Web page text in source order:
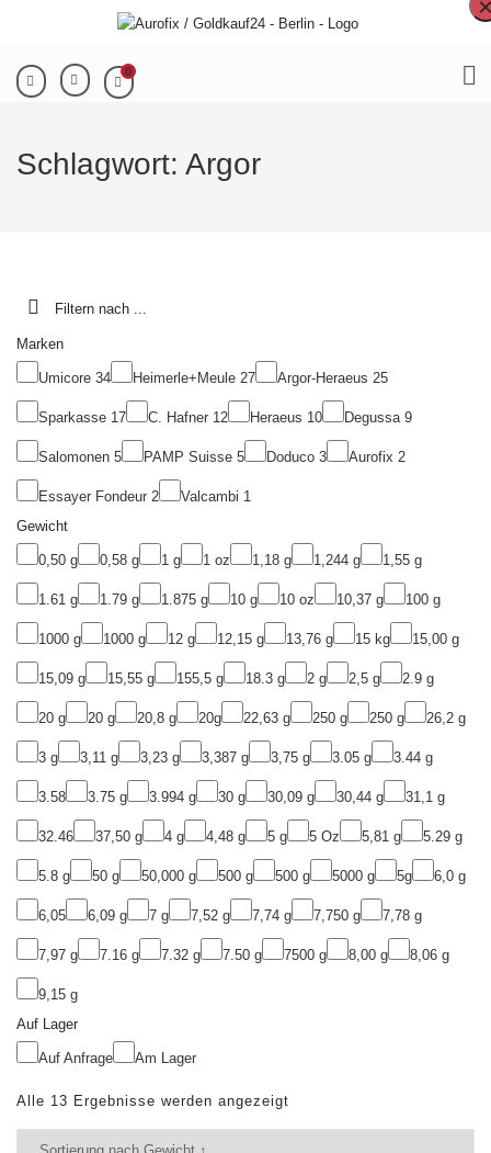
0
Schlagwort: Argor
Filtern nach ...
Marken
Umicore 34 Heimerle+Meule 27 Argor-Heraeus 25
Sparkasse 17 C. Hafner 12 Heraeus 10 Degussa 9
Salomonen 5 PAMP Suisse 5 Doduco 3 Aurofix 2
Essayer Fondeur 2 Valcambi 1
Gewicht
0,50 g 0,58 g 1 g 1 oz 1,18 g 1,244 g 1,55 g
1.61 g 1.79 g 1.875 g 10 g 10 oz 10,37 g 100 g
1000 g 1000 g 12 g 12,15 g 13,76 g 15 kg 15,00 g
15,09 g 15,55 g 155,5 g 18.3 g 2 g 2,5 g 2.9 g
20 g 20 g 20,8 g 20g 22,63 g 250 g 250 g 26,2 g
3 g 3,11 g 3,23 g 3,387 g 3,75 g 3.05 g 3.44 g
3.58 3.75 g 3.994 g 30 g 30,09 g 30,44 g 31,1 g
32.46 37,50 g 4 g 4,48 g 5 g 5 Oz 5,81 g 5.29 g
5.8 g 50 g 50,000 g 500 g 500 g 5000 g 5g 6,0 g
6,05 6,09 g 7 g 7,52 g 7,74 g 7,750 g 7,78 g
7,97 g 7.16 g 7.32 g 7.50 g 7500 g 8,00 g 8,06 g
9,15 g
Auf Lager
Auf Anfrage Am Lager
Alle 13 Ergebnisse werden angezeigt